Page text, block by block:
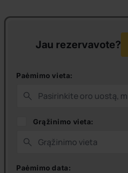
Jau rezervavote?
Paėmimo vieta:
Grąžinimo vieta:
Paėmimo data: